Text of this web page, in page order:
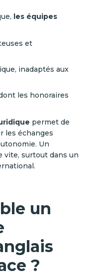
les équipes
et
inadaptés aux
les honoraires
permet de
les échanges
Un
vite, surtout dans un
un
?